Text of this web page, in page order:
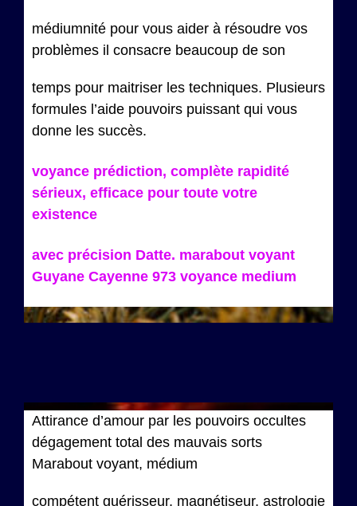
médiumnité pour vous aider à résoudre vos
problèmes il consacre beaucoup de son
temps pour maitriser les techniques. Plusieurs
formules l’aide pouvoirs puissant qui vous
donne les succès.
voyance prédiction, complète rapidité
sérieux, efficace pour toute votre
existence
avec précision Datte. marabout voyant
Guyane Cayenne 973 voyance medium
Attirance d’amour par les pouvoirs occultes
dégagement total des mauvais sorts
Marabout voyant, médium
compétent guérisseur, magnétiseur, astrologie